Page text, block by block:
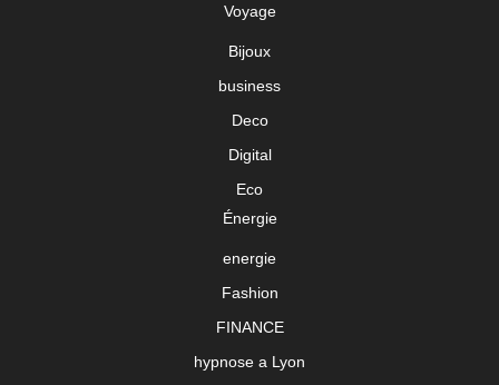
Voyage
Bijoux
business
Deco
Digital
Eco
Énergie
energie
Fashion
FINANCE
hypnose a Lyon